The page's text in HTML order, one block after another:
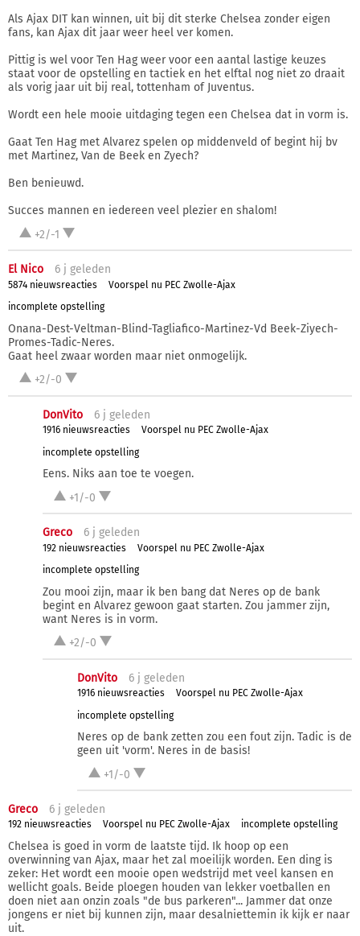
Als Ajax DIT kan winnen, uit bij dit sterke Chelsea zonder eigen
fans, kan Ajax dit jaar weer heel ver komen.
Pittig is wel voor Ten Hag weer voor een aantal lastige keuzes
staat voor de opstelling en tactiek en het elftal nog niet zo draait
als vorig jaar uit bij real, tottenham of Juventus.
Wordt een hele mooie uitdaging tegen een Chelsea dat in vorm is.
Gaat Ten Hag met Alvarez spelen op middenveld of begint hij bv
met Martinez, Van de Beek en Zyech?
Ben benieuwd.
Succes mannen en iedereen veel plezier en shalom!
+2/-1
El Nico 6 j geleden
5874 nieuwsreacties
Voorspel nu PEC Zwolle-Ajax
incomplete opstelling
Onana-Dest-Veltman-Blind-Tagliafico-Martinez-Vd Beek-Ziyech-
Promes-Tadic-Neres.
Gaat heel zwaar worden maar niet onmogelijk.
+2/-0
DonVito 6 j geleden
1916 nieuwsreacties
Voorspel nu PEC Zwolle-Ajax
incomplete opstelling
Eens. Niks aan toe te voegen.
+1/-0
Greco 6 j geleden
192 nieuwsreacties
Voorspel nu PEC Zwolle-Ajax
incomplete opstelling
Zou mooi zijn, maar ik ben bang dat Neres op de bank
begint en Alvarez gewoon gaat starten. Zou jammer zijn,
want Neres is in vorm.
+2/-0
DonVito 6 j geleden
1916 nieuwsreacties
Voorspel nu PEC Zwolle-Ajax
incomplete opstelling
Neres op de bank zetten zou een fout zijn. Tadic is de
geen uit 'vorm'. Neres in de basis!
+1/-0
Greco 6 j geleden
192 nieuwsreacties Voorspel nu PEC Zwolle-Ajax incomplete opstelling
Chelsea is goed in vorm de laatste tijd. Ik hoop op een
overwinning van Ajax, maar het zal moeilijk worden. Een ding is
zeker: Het wordt een mooie open wedstrijd met veel kansen en
wellicht goals. Beide ploegen houden van lekker voetballen en
doen niet aan onzin zoals "de bus parkeren"... Jammer dat onze
jongens er niet bij kunnen zijn, maar desalniettemin ik kijk er naar
uit.